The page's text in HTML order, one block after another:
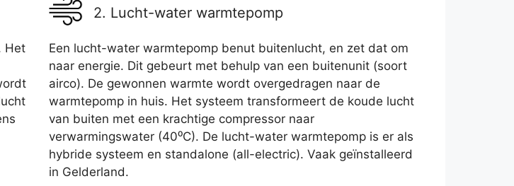
Het
2. Lucht-water warmtepomp
Een lucht-water warmtepomp benut buitenlucht, en zet dat om
naar energie. Dit gebeurt met behulp van een buitenunit (soort
airco). De gewonnen warmte wordt overgedragen naar de
warmtepomp in huis. Het systeem transformeert de koude lucht
van buiten met een krachtige compressor naar
verwarmingswater (40⁰C). De lucht-water warmtepomp is er als
hybride systeem en standalone (all-electric). Vaak geïnstalleerd
in Gelderland.